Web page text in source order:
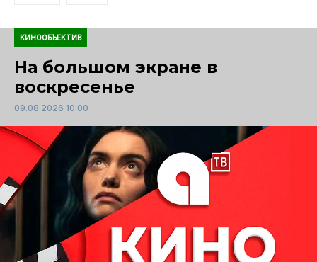
КИНООБЪЕКТИВ
На большом экране в
воскресенье
09.08.2026 10:00